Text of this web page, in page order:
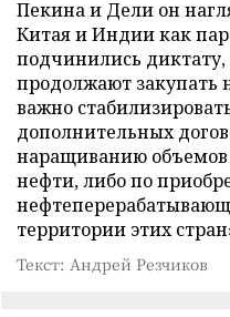
Пекина и Дели он
Китая и Индии как
подчинились
продолжают закупать
важно
дополнительных
наращиванию объемов
нефти, либо по
территории этих
Текст: Андрей Резчиков